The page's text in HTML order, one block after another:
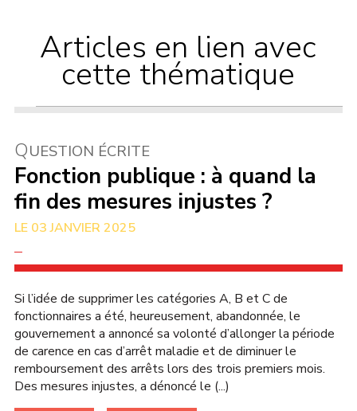
Articles en lien avec
cette thématique
QUESTION ÉCRITE
Fonction publique : à quand la
fin des mesures injustes ?
03 JANVIER 2025
Si l’idée de supprimer les catégories A, B et C de
fonctionnaires a été, heureusement, abandonnée, le
gouvernement a annoncé sa volonté d’allonger la période
de carence en cas d’arrêt maladie et de diminuer le
remboursement des arrêts lors des trois premiers mois.
Des mesures injustes, a dénoncé le (...)